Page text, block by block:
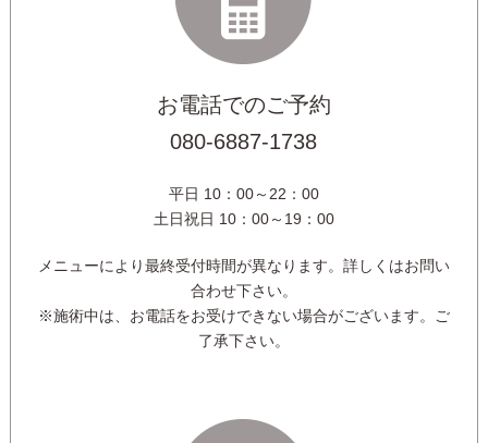
お電話でのご予約
080-6887-1738
平日 10：00～22：00
土日祝日 10：00～19：00
メニューにより最終受付時間が異なります。詳しくはお問い
合わせ下さい。
※施術中は、お電話をお受けできない場合がございます。ご
了承下さい。